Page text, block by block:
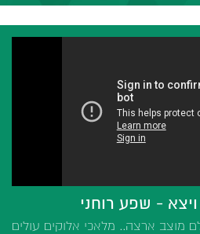
- שפע רוחני
מוצב ארצה.. מלאכי אלוקים עולים